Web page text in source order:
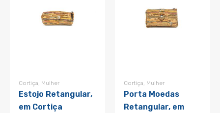
Cortiça Mulher
Estojo Retangular,
em Cortiça
Cortiça Mulher
Porta Moedas
Retangular, em